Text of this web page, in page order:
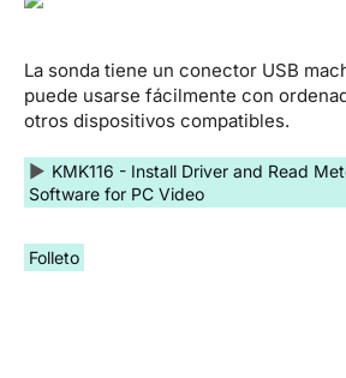
La sonda tiene un conector USB
puede usarse fácilmente con
otros dispositivos compatibles.
▶ KMK116 - Install Driver and Read
Software for PC Video
Folleto